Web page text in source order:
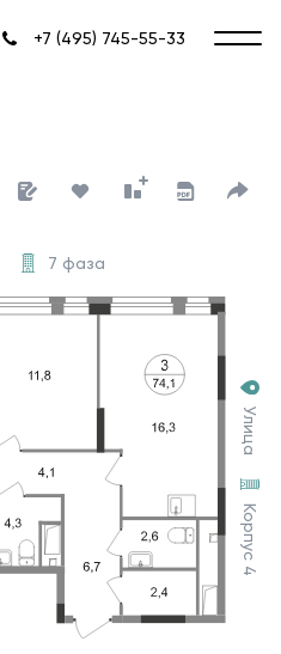
+7 (495) 745-55-33
Улица
Корпус 4
7 фаза